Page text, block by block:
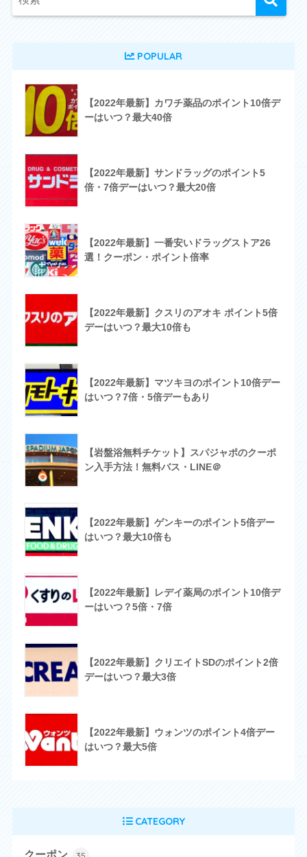
POPULAR
【2022年最新】カワチ薬品のポイント10倍デ
ーはいつ？最大40倍
【2022年最新】サンドラッグのポイント5
倍・7倍デーはいつ？最大20倍
【2022年最新】一番安いドラッグストア26
選！クーポン・ポイント倍率
【2022年最新】クスリのアオキ ポイント5倍
デーはいつ？最大10倍も
【2022年最新】マツキヨのポイント10倍デー
はいつ？7倍・5倍デーもあり
【岩盤浴無料チケット】スパジャポのクーポ
ン入手方法！無料バス・LINE＠
【2022年最新】ゲンキーのポイント5倍デー
はいつ？最大10倍も
【2022年最新】レデイ薬局のポイント10倍デ
ーはいつ？5倍・7倍
【2022年最新】クリエイトSDのポイント2倍
デーはいつ？最大3倍
【2022年最新】ウォンツのポイント4倍デー
はいつ？最大5倍
CATEGORY
クーポン 35